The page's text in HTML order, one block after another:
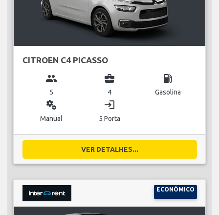
CITROEN C4 PICASSO
group
5
business_center
4
local_gas_station
Gasolina
miscellaneous_services
Manual
login
5 Porta
VER DETALHES...
ECONÓMICO